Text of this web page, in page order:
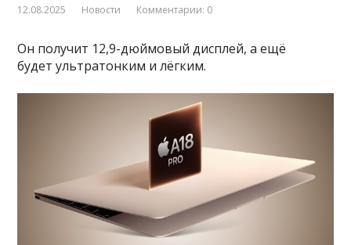
12.08.2025 Новости Комментарии: 0
Он получит 12,9-дюймовый дисплей, а ещё
будет ультратонким и лёгким.